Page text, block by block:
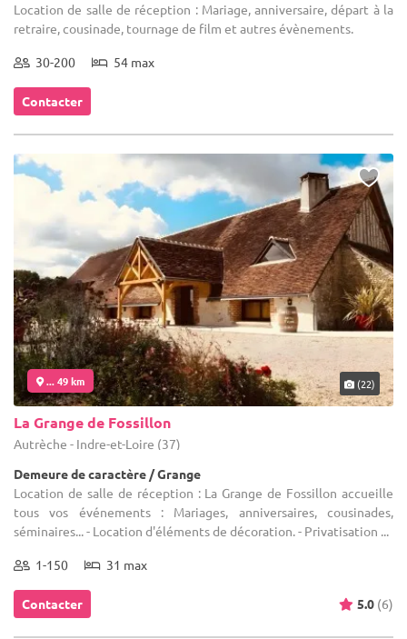
Location de salle de réception : Mariage, anniversaire, départ à la
retraire, cousinade, tournage de film et autres évènements.
30-200 54 max
Contacter
... 49 km (22)
La Grange de Fossillon
Autrèche - Indre-et-Loire (37)
Demeure de caractère / Grange
Location de salle de réception : La Grange de Fossillon accueille
tous vos événements : Mariages, anniversaires, cousinades,
séminaires... - Location d'éléments de décoration. - Privatisation ...
1-150 31 max
Contacter 5.0 (6)